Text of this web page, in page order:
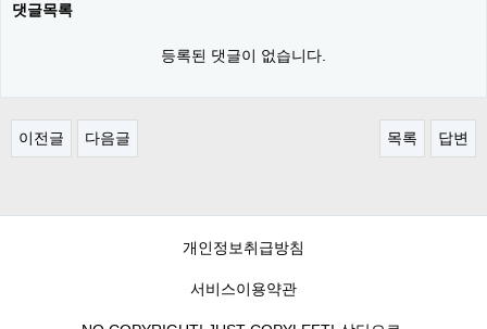
댓글목록
등록된 댓글이 없습니다.
이전글 다음글 목록 답변
개인정보취급방침
서비스이용약관